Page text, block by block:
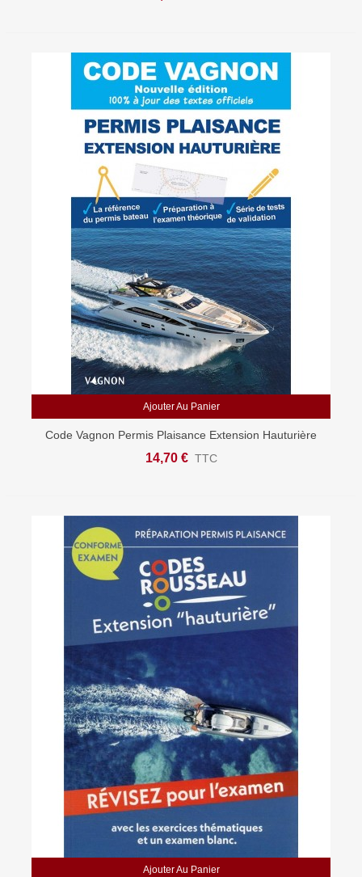
Ajouter Au Panier
Code Vagnon Permis Plaisance Extension Hauturière
14,70 € TTC
Ajouter Au Panier